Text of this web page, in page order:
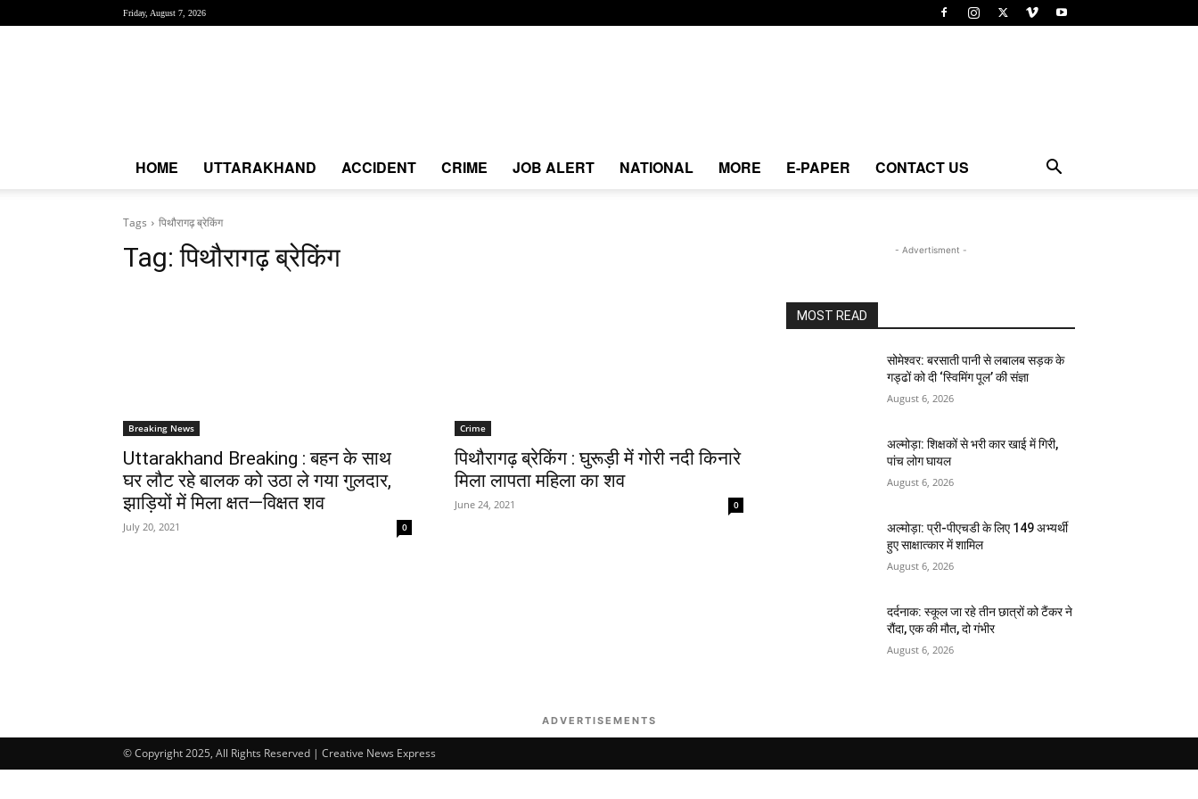
Friday, August 7, 2026
HOME UTTARAKHAND ACCIDENT CRIME JOB ALERT NATIONAL MORE E-PAPER CONTACT US
Tags पिथौरागढ़ ब्रेकिंग
Tag:पिथौरागढ़ ब्रेकिंग
Breaking News
Uttarakhand Breaking : बहन के साथ
घर लौट रहे बालक को उठा ले गया गुलदार,
झाड़ियों में मिला क्षत—विक्षत शव
July 20, 2021 0
Crime
पिथौरागढ़ ब्रेकिंग : घुरूड़ी में गोरी नदी किनारे
मिला लापता महिला का शव
June 24, 2021 0
- Advertisment -
MOST READ
सोमेश्वर: बरसाती पानी से लबालब सड़क के
गड्ढों को दी ‘स्विमिंग पूल’ की संज्ञा
August 6, 2026
अल्मोड़ा: शिक्षकों से भरी कार खाई में गिरी,
पांच लोग घायल
August 6, 2026
अल्मोड़ा: प्री-पीएचडी के लिए 149 अभ्यर्थी
हुए साक्षात्कार में शामिल
August 6, 2026
दर्दनाक: स्कूल जा रहे तीन छात्रों को टैंकर ने
रौंदा, एक की मौत, दो गंभीर
August 6, 2026
ADVERTISEMENTS
© Copyright 2025, All Rights Reserved | Creative News Express